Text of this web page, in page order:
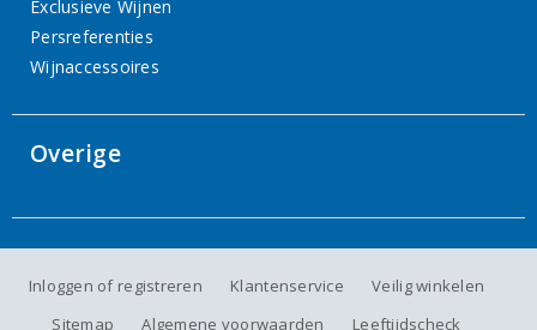
Exclusieve Wijnen
Persreferenties
Wijnaccessoires
Overige
Inloggen of registreren Klantenservice
Veilig winkelen
Sitemap
Algemene voorwaarden Leeftijdscheck